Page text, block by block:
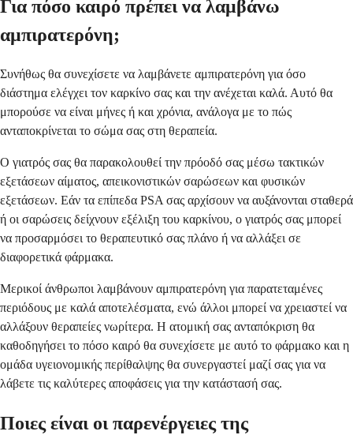
Για πόσο καιρό πρέπει να λαμβάνω
αμπιρατερόνη;
Συνήθως θα συνεχίσετε να λαμβάνετε αμπιρατερόνη για όσο
διάστημα ελέγχει τον καρκίνο σας και την ανέχεται καλά. Αυτό θα
μπορούσε να είναι μήνες ή και χρόνια, ανάλογα με το πώς
ανταποκρίνεται το σώμα σας στη θεραπεία.
Ο γιατρός σας θα παρακολουθεί την πρόοδό σας μέσω τακτικών
εξετάσεων αίματος, απεικονιστικών σαρώσεων και φυσικών
εξετάσεων. Εάν τα επίπεδα PSA σας αρχίσουν να αυξάνονται σταθερά
ή οι σαρώσεις δείχνουν εξέλιξη του καρκίνου, ο γιατρός σας μπορεί
να προσαρμόσει το θεραπευτικό σας πλάνο ή να αλλάξει σε
διαφορετικά φάρμακα.
Μερικοί άνθρωποι λαμβάνουν αμπιρατερόνη για παρατεταμένες
περιόδους με καλά αποτελέσματα, ενώ άλλοι μπορεί να χρειαστεί να
αλλάξουν θεραπείες νωρίτερα. Η ατομική σας ανταπόκριση θα
καθοδηγήσει το πόσο καιρό θα συνεχίσετε με αυτό το φάρμακο και η
ομάδα υγειονομικής περίθαλψης θα συνεργαστεί μαζί σας για να
λάβετε τις καλύτερες αποφάσεις για την κατάστασή σας.
Ποιες είναι οι παρενέργειες της